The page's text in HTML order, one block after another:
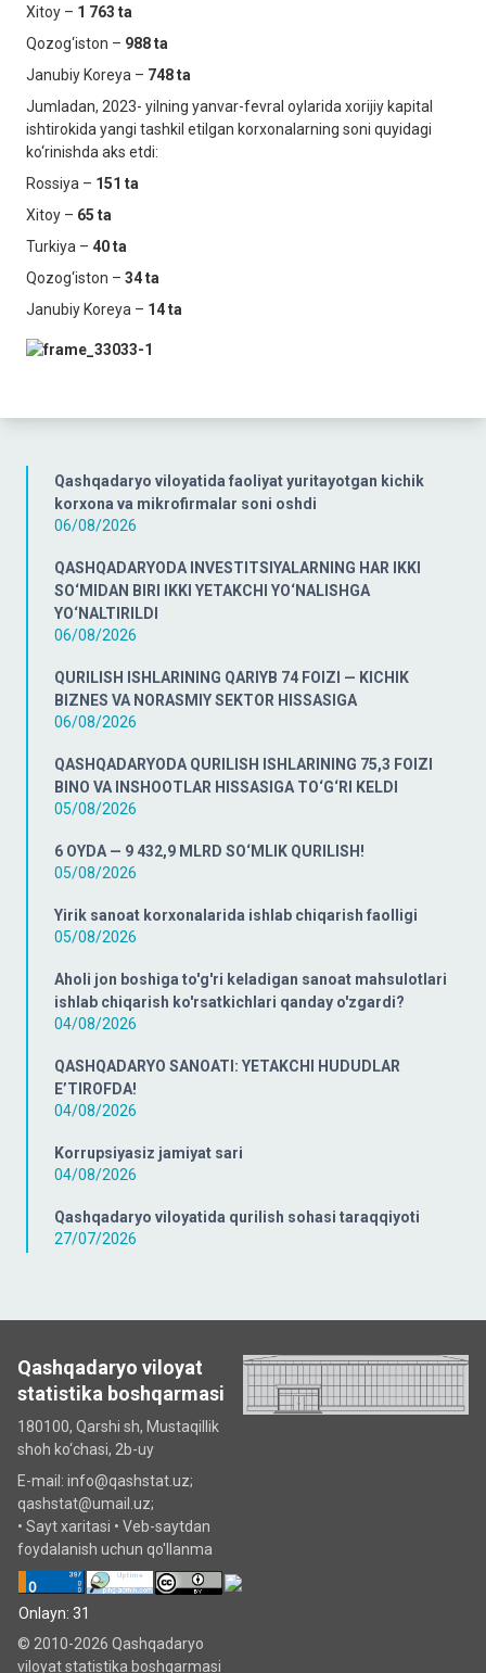
Qashqadaryo viloyatida faoliyat yuritayotgan kichik
korxona va mikrofirmalar soni oshdi
06/08/2026
QASHQADARYODA INVESTITSIYALARNING HAR IKKI
SO‘MIDAN BIRI IKKI YETAKCHI YO‘NALISHGA
YO‘NALTIRILDI
06/08/2026
QURILISH ISHLARINING QARIYB 74 FOIZI — KICHIK
BIZNES VA NORASMIY SEKTOR HISSASIGA
06/08/2026
QASHQADARYODA QURILISH ISHLARINING 75,3 FOIZI
BINO VA INSHOOTLAR HISSASIGA TO‘G‘RI KELDI
05/08/2026
6 OYDA — 9 432,9 MLRD SO‘MLIK QURILISH!
05/08/2026
Yirik sanoat korxonalarida ishlab chiqarish faolligi
05/08/2026
Aholi jon boshiga to'g'ri keladigan sanoat mahsulotlari
ishlab chiqarish ko'rsatkichlari qanday o'zgardi?
04/08/2026
QASHQADARYO SANOATI: YETAKCHI HUDUDLAR
E’TIROFDA!
04/08/2026
Korrupsiyasiz jamiyat sari
04/08/2026
Qashqadaryo viloyatida qurilish sohasi taraqqiyoti
27/07/2026
Xitoy – 1 763 ta
Qozog‘iston – 988ta
Janubiy Koreya – 748ta
Jumladan, 2023- yilning yanvar-fevral oylarida xorijiy kapital
ishtirokida yangi tashkil etilgan korxonalarning soni quyidagi
ko‘rinishda aks etdi:
Rossiya – 151 ta
Xitoy – 65 ta
Turkiya – 40 ta
Qozog‘iston – 34 ta
Janubiy Koreya – 14 ta
Qashqadaryo viloyat
statistika boshqarmasi
180100, Qarshi sh, Mustаqillik
shoh ko‘chаsi, 2b-uy
E-mail: info@qashstat.uz;
qashstat@umail.uz;
• Sayt xaritasi • Veb-saytdan
foydalanish uchun qo'llanma
Onlayn: 31
© 2010-2026 Qashqadaryo
viloyat statistika boshqarmasi